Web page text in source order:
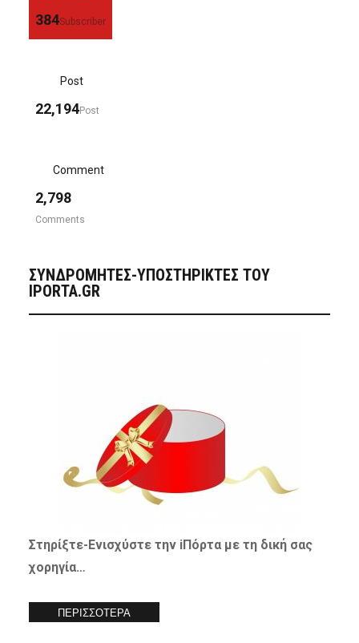
384Subscriber
Post
22,194Post
Comment
2,798
Comments
ΣΥΝΔΡΟΜΗΤΈΣ-ΥΠΟΣΤΗΡΙΚΤΈΣ ΤΟΥ
IPORTA.GR
Στηρίξτε- Ενισχύστετην iΠόρτα με τη δική σας
χορηγία…
ΠΕΡΙΣΣΟΤΕΡΑ